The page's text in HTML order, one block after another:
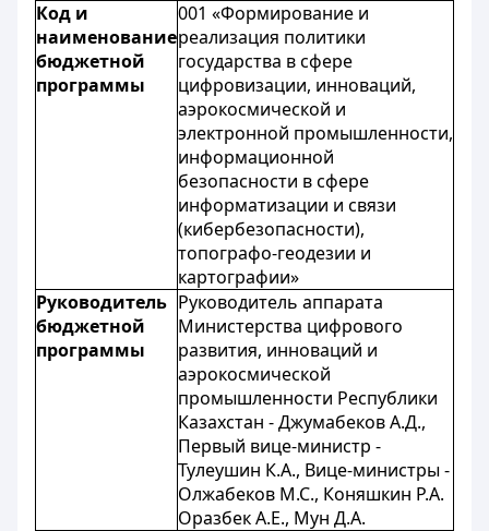
Код и
наименование
бюджетной
программы
001 «Формирование и
реализация политики
государства в сфере
цифровизации, инноваций,
аэрокосмической и
электронной промышленности,
информационной
безопасности в сфере
информатизации и связи
(кибербезопасности),
топографо-геодезии и
картографии»
Руководитель
бюджетной
программы
Руководитель аппарата
Министерства цифрового
развития, инноваций и
аэрокосмической
промышленности Республики
Казахстан - Джумабеков А.Д.,
Первый вице-министр -
Тулеушин К.А., Вице-министры -
Олжабеков М.С., Коняшкин Р.А.
Оразбек А.Е., Мун Д.А.